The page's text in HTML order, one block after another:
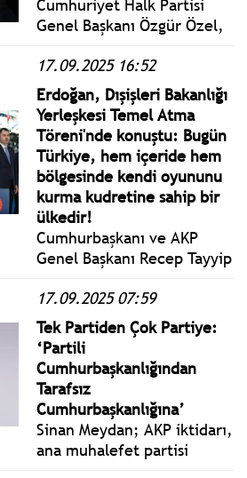
Cumhuriyet Halk Partisi
Genel Başkanı Özgür Özel,
partisinin gerçekleştirdiği
Millet İradesine Sahip
Çıkıyor Mitingi’ne katıldı ve
konuştu.
17.09.2025 16:52
Erdoğan, Dışişleri Bakanlığı
Yerleşkesi Temel Atma
Töreni'nde konuştu: Bugün
Türkiye, hem içeride hem
bölgesinde kendi oyununu
kurma kudretine sahip bir
ülkedir!
Cumhurbaşkanı ve AKP
Genel Başkanı Recep Tayyip
Yerleşkesi Temel Atma
Töreni'ne katılarak bir
konuşma yaptı.
17.09.2025 07:59
Tek Partiden Çok Partiye:
‘Partili
Cumhurbaşkanlığından
Tarafsız
Cumhurbaşkanlığına’
Sinan Meydan; AKP iktidarı,
ana muhalefet partisi